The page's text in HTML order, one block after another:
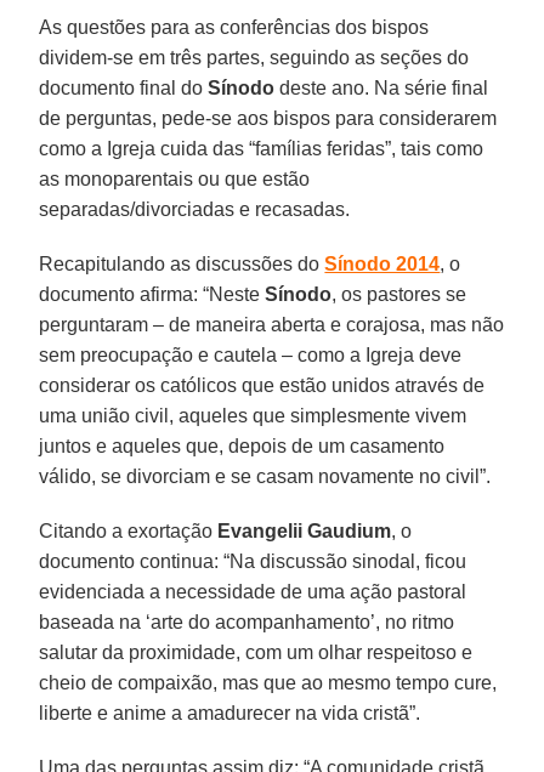
As questões para as conferências dos bispos
dividem-se em três partes, seguindo as seções do
documento final doSínodo deste ano. Na série final
de perguntas, pede-se aos bispos para considerarem
como a Igreja cuida das “famílias feridas”, tais como
as monoparentais ou que estão
separadas/divorciadas e recasadas.
Recapitulando as discussões doSínodo 2014, o
documento afirma: “NesteSínodo, os pastores se
perguntaram – de maneira aberta e corajosa, mas não
sem preocupação e cautela – como a Igreja deve
considerar os católicos que estão unidos através de
uma união civil, aqueles que simplesmente vivem
juntos e aqueles que, depois de um casamento
válido, se divorciam e se casam novamente no civil”.
Citando a exortação Evangelii Gaudium, o
documento continua: “Na discussão sinodal, ficou
evidenciada a necessidade de uma ação pastoral
baseada na ‘arte do acompanhamento’, no ritmo
salutar da proximidade, com um olhar respeitoso e
cheio de compaixão, mas que ao mesmo tempo cure,
liberte e anime a amadurecer na vida cristã”.
Uma das perguntas assim diz: “A comunidade cristã